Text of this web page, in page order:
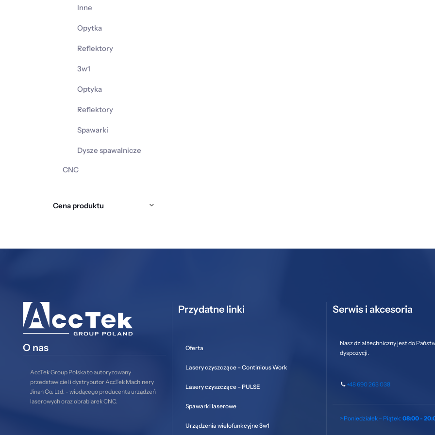
Inne
Opytka
Reflektory
3w1
Optyka
Reflektory
Spawarki
Dysze spawalnicze
CNC
Cena produktu
O nas
AccTek Group Polska to autoryzowany
przedstawiciel i dystrybutor AccTek Machinery
Jinan Co. Ltd. - wiodącego producenta urządzeń
laserowych oraz obrabiarek CNC.
Przydatne linki
Oferta
Lasery czyszczące – Continious Work
Lasery czyszczące – PULSE
Spawarki laserowe
Urządzenia wielofunkcyjne 3w1
Serwis i akcesoria
Nasz dział techniczny jest do
dyspozycji.
+48 690 263 038
> Poniedziałek – Piątek: 08:00 -